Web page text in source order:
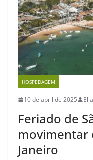
HOSPEDAGEM
10 de abril de 2025
Feriado de
movimentar
Janeiro